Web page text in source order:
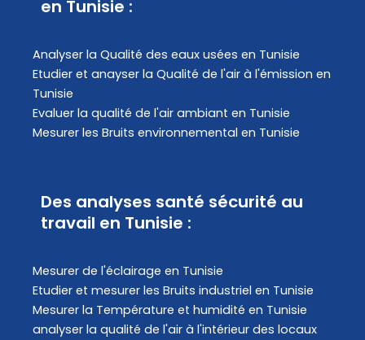
en Tunisie :
Analyser la Qualité des eaux usées en Tunisie
Etudier et anayser la Qualité de l'air à l'émission en
Tunisie
Evaluer la qualité de l'air ambiant en Tunisie
Mesurer les Bruits environnemental en Tunisie
Des analyses santé sécurité au
travail en Tunisie :
Mesurer de l'éclairage en Tunisie
Etudier et mesurer les Bruits industriel en Tunisie
Mesurer la Température et humidité en Tunisie
analyser la qualité de l'air à l'intérieur des locaux